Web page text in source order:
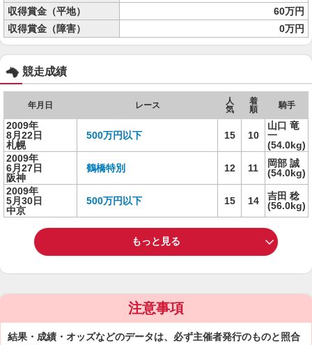
収得賞金（平地）
60万円
収得賞金（障害）
0万円
競走成績
年月日 レース
人
気
着
順
騎手
2009年
8月22日
札幌
500万円以下 15 10
山口 竜
一
(54.0kg)
2009年
6月27日
阪神
鶴橋特別 12 11
岡部 誠
(54.0kg)
2009年
5月30日
中京
500万円以下 15 14
吉田 稔
(56.0kg)
もっと見る
注意事項
結果・成績・オッズなどのデータは、必ず主催者発行のものと照合